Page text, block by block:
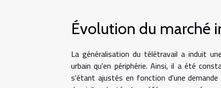
Évolution du marché
La généralisation du télétravail a induit
urbain qu'en périphérie. Ainsi, il a été
s'étant ajustés en fonction d'une